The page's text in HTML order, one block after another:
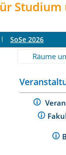
Studium
SoSe 2026
Räume